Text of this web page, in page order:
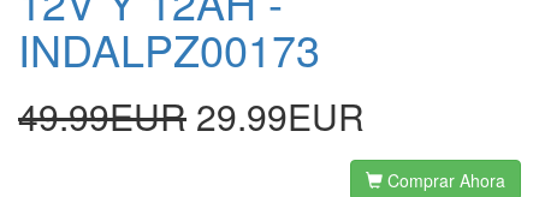
INDALPZ00173
49.99EUR 29.99EUR
Comprar Ahora